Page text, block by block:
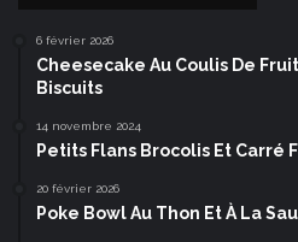
6 février 2026
Cheesecake Au Coulis De
Biscuits
14 novembre 2024
Petits Flans Brocolis Et Carré
20 février 2026
Poke Bowl Au Thon Et À La